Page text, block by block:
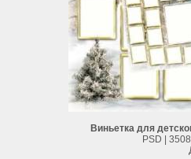
Виньетка для
PSD |